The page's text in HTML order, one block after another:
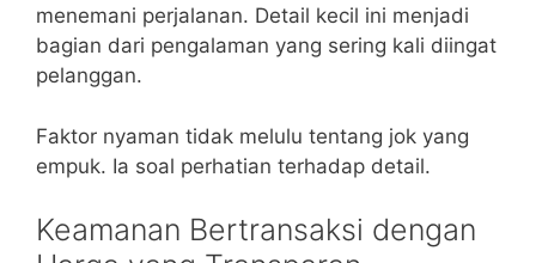
menemani perjalanan. Detail kecil ini menjadi
bagian dari pengalaman yang sering kali diingat
pelanggan.
Faktor nyaman tidak melulu tentang jok yang
empuk. Ia soal perhatian terhadap detail.
Keamanan Bertransaksi dengan